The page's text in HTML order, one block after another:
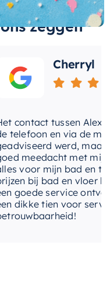
bovendien
badkamer.
is net zo
juiste kranen of
bent u
bijdraagt aan de
uw badkamer.
zeggen
Cherryl
contact tussen Alex en
en via de mail,
werd, maar
meedacht met mij.
voor mijn bad en
bij bad en vloer
goede service
dikke tien voor